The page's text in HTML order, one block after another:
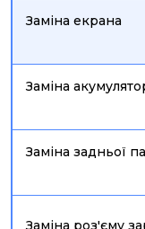
Заміна екрана
Заміна
Заміна задньої
Заміна роз'єму